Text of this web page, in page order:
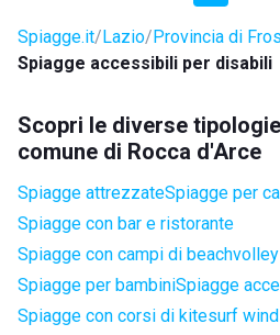
Spiagge.it Lazio Provincia di
Spiagge accessibili per disabili
Scopri le diverse
comune di Rocca d'Arce
Spiagge attrezzateSpiagge per
Spiagge con bar e ristorante
Spiagge con campi di
Spiagge per bambiniSpiagge
Spiagge con corsi di kitesurf